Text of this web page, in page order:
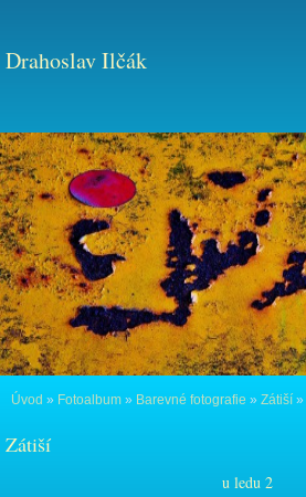
Drahoslav Ilčák
Úvod » Fotoalbum » Barevné fotografie » Zátiší »
Zátiší
u ledu 2